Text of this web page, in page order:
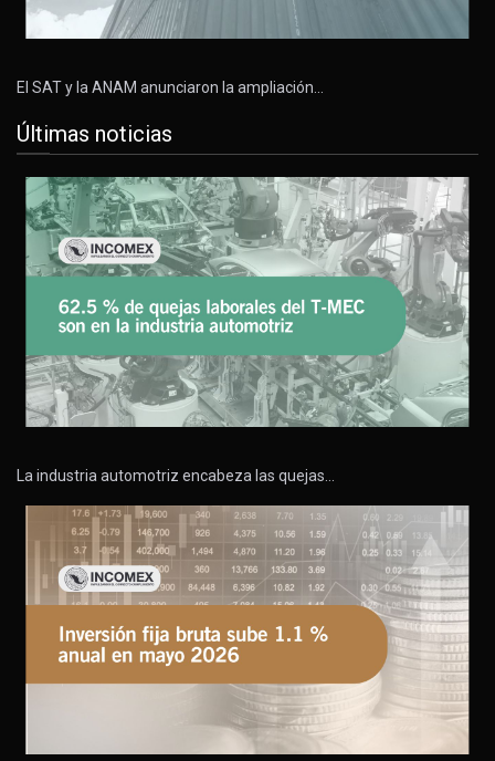
El SAT y la ANAM anunciaron la ampliación…
Últimas noticias
La industria automotriz encabeza las quejas…